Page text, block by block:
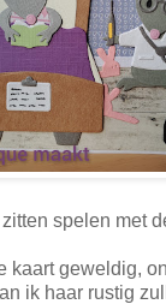
zitten spelen met
kaart geweldig,
ik haar rustig